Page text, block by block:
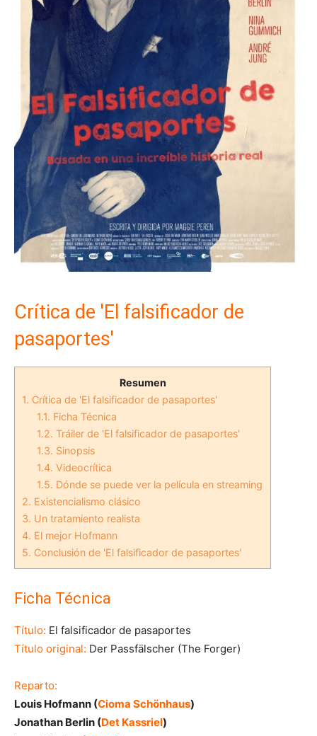
Crítica de 'El falsificador de
pasaportes'
Resumen
1. Crítica de 'El falsificador de pasaportes'
1.1. Ficha Técnica
1.2. Tráiler de 'El falsificador de pasaportes'
1.3. Sinopsis
1.4. Videocrítica
1.5. Dónde se puede ver la película en streaming
2. Existencialismo clásico
3. Un tratamiento realista
4. El mejor Hofmann
5. Conclusión de 'El falsificador de pasaportes'
Ficha Técnica
Título: El falsificador de pasaportes
Título original: Der Passfälscher (The Forger)
Reparto:
Louis Hofmann (Cioma Schönhaus)
Jonathan Berlin (Det Kassriel)